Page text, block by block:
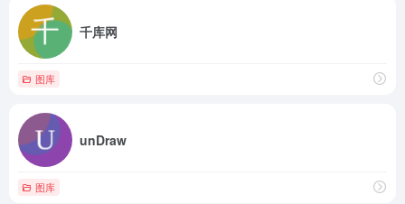
千库网
图库
unDraw
图库